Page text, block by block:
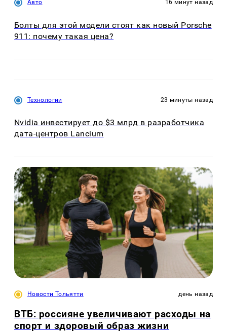
Авто 16 минут назад
Болты для этой модели стоят как новый Porsche
911: почему такая цена?
Технологии 23 минуты назад
Nvidia инвестирует до $3 млрд в разработчика
дата-центров Lancium
Новости Тольятти день назад
ВТБ: россияне увеличивают расходы на
спорт и здоровый образ жизни